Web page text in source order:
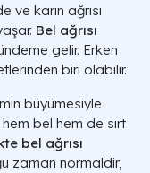
ve karın ağrısı
Bel ağrısı
gelir. Erken
biri olabilir.
büyümesiyle
bel hem de sırt
bel ağrısı
zaman normaldir,